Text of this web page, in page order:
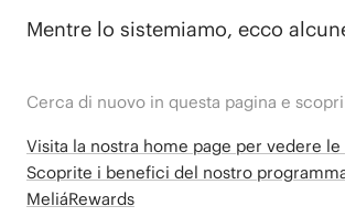
Mentre lo sistemiamo, ecco
Cerca di nuovo in questa pagina e
Visita la nostra home page per vedere
Scoprite i benefici del nostro
MeliáRewards